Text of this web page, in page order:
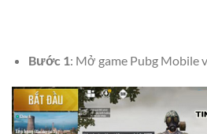
Bước 1: Mở game Pubg Mobile